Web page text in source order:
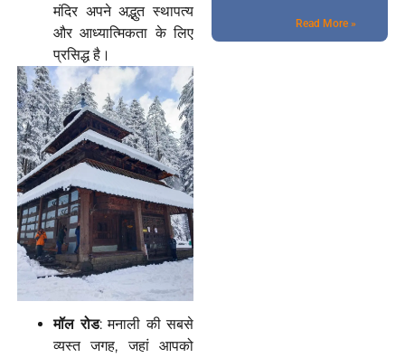
मंदिर अपने अद्भुत स्थापत्य
और आध्यात्मिकता के लिए
प्रसिद्ध है।
मॉल रोड: मनाली की सबसे
व्यस्त जगह, जहां आपको
Read More »